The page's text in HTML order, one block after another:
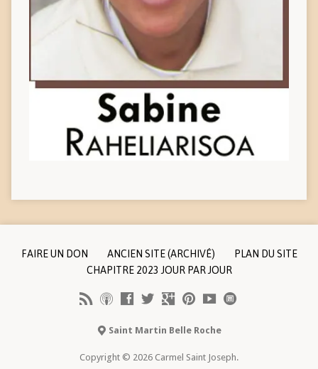
FAIRE UN DON ANCIEN SITE (ARCHIVÉ)
PLAN DU SITE
CHAPITRE 2023 JOUR PAR JOUR
Saint Martin Belle Roche
Copyright © 2026 Carmel Saint Joseph.